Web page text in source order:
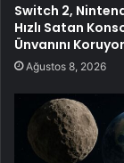
Switch 2,
Hızlı Satan
Ünvanını Koruyor
Ağustos 8, 2026